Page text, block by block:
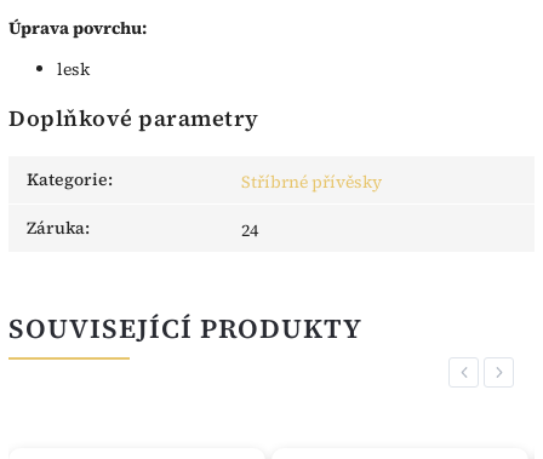
Úprava povrchu:
lesk
Doplňkové parametry
Kategorie:
Stříbrné přívěsky
Záruka: 24
SOUVISEJÍCÍ PRODUKTY
Previous
Next